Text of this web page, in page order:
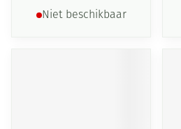
Niet beschikbaar